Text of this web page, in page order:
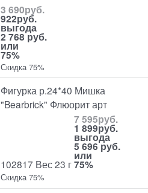
3 690руб.
922руб.
выгода
2 768 руб.
или
75%
Скидка 75%
Фигурка р.24*40 Мишка
"Bearbrick" Флюорит арт
102817 Вес 23 г
7 595руб.
1 899руб.
выгода
5 696 руб.
или
75%
Скидка 75%